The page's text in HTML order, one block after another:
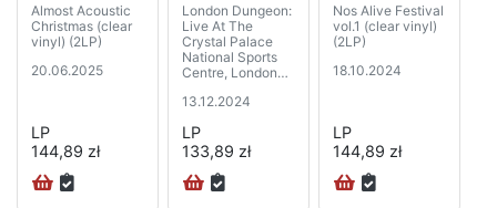
Almost Acoustic
Christmas (clear
vinyl) (2LP)
20.06.2025
LP
144,89 zł
London Dungeon:
Live At The
Crystal Palace
National Sports
Centre, London
13.12.2024
LP
133,89 zł
Nos Alive Festival
vol.1 (clear vinyl)
(2LP)
18.10.2024
LP
144,89 zł